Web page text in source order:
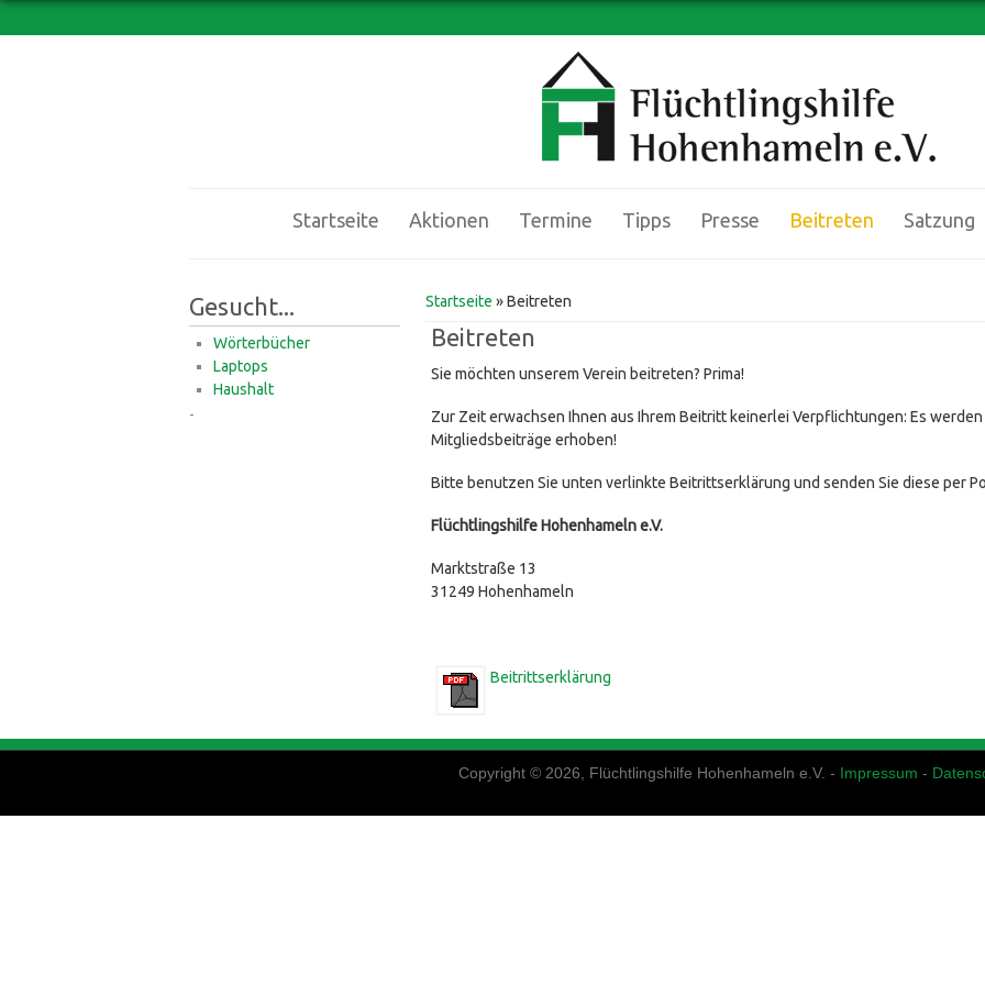
Startseite Aktionen Termine Tipps Presse Beitreten Satzung
Sie sind hier
Startseite » Beitreten
Beitreten
Sie möchten unserem Verein beitreten? Prima!
Zur Zeit erwachsen Ihnen aus Ihrem Beitritt keinerlei Verpflichtungen: Es werden
Mitgliedsbeiträge erhoben!
Bitte benutzen Sie unten verlinkte Beitrittserklärung und senden Sie diese per
Flüchtlingshilfe Hohenhameln e.V.
Marktstraße 13
31249 Hohenhameln
Beitrittserklärung
Gesucht...
Wörterbücher
Laptops
Haushalt
-
Copyright © 2026, Flüchtlingshilfe Hohenhameln e.V. - Impressum -